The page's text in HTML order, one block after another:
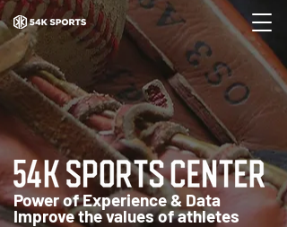
Power of Experience & Data
Improve the values of athletes